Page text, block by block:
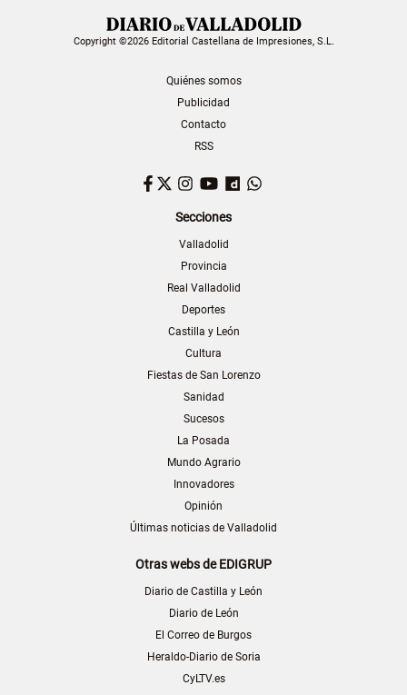
Copyright ©2026 Editorial Castellana de Impresiones, S.L.
Quiénes somos
Publicidad
Contacto
RSS
Facebook
TwitterInstagram
YouTubeDailymotion
Secciones
Valladolid
Provincia
Real Valladolid
Deportes
Castilla y León
Cultura
Fiestas de San Lorenzo
Sanidad
Sucesos
La Posada
Mundo Agrario
Innovadores
Opinión
Últimas noticias de Valladolid
Otras webs de EDIGRUP
Diario de Castilla y León
Diario de León
El Correo de Burgos
Heraldo-Diario de Soria
CyLTV.es